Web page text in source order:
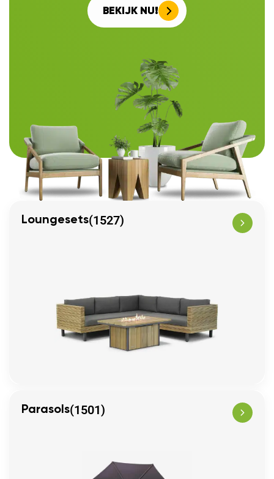
BEKIJK NU!
Loungesets(1527)
Parasols(1501)